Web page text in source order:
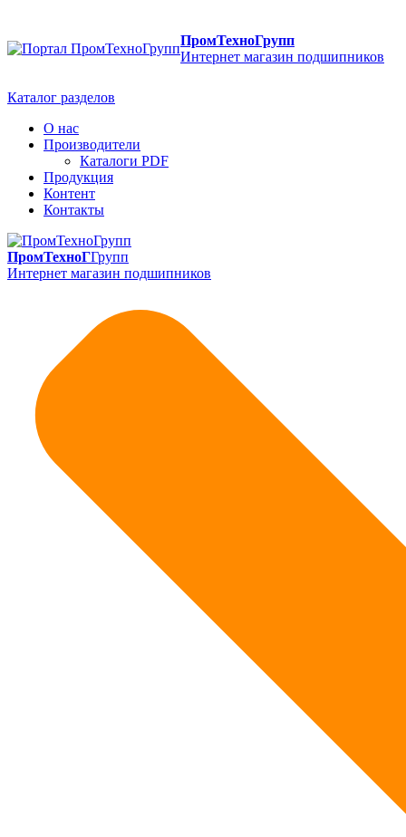
ПромТехноГрупп
Интернет магазин подшипников
Каталог разделов
О нас
Производители
Каталоги PDF
Продукция
Контент
Контакты
ПромТехноГГрупп
Интернет магазин подшипников